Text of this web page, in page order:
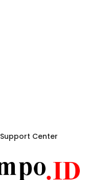
Support Center